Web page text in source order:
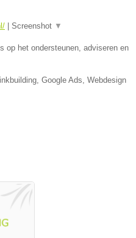
Screenshot ▼
op het ondersteunen, adviseren en
Google Ads, Webdesign